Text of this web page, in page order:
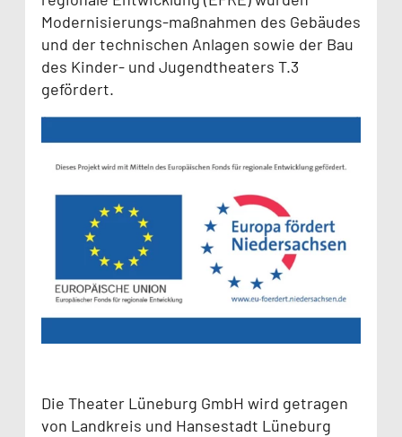
Modernisierungs-maßnahmen des Gebäudes
und der technischen Anlagen sowie der Bau
des Kinder- und Jugendtheaters T.3
gefördert.
Die Theater Lüneburg GmbH wird getragen
von Landkreis und Hansestadt Lüneburg